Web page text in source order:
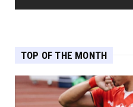
TOP OF THE MONTH